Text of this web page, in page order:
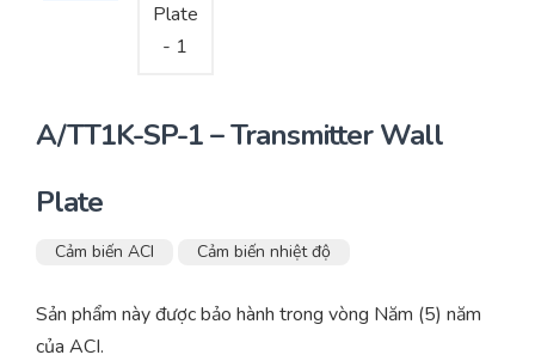
A/TT1K-SP-1 – Transmitter Wall
Plate
Cảm biến ACI Cảm biến nhiệt độ
Sản phẩm này được bảo hành trong vòng Năm (5) năm
của ACI.